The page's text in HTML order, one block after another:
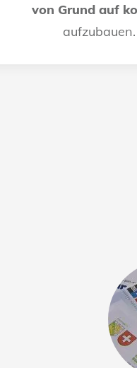
von Grund auf
aufzubauen.